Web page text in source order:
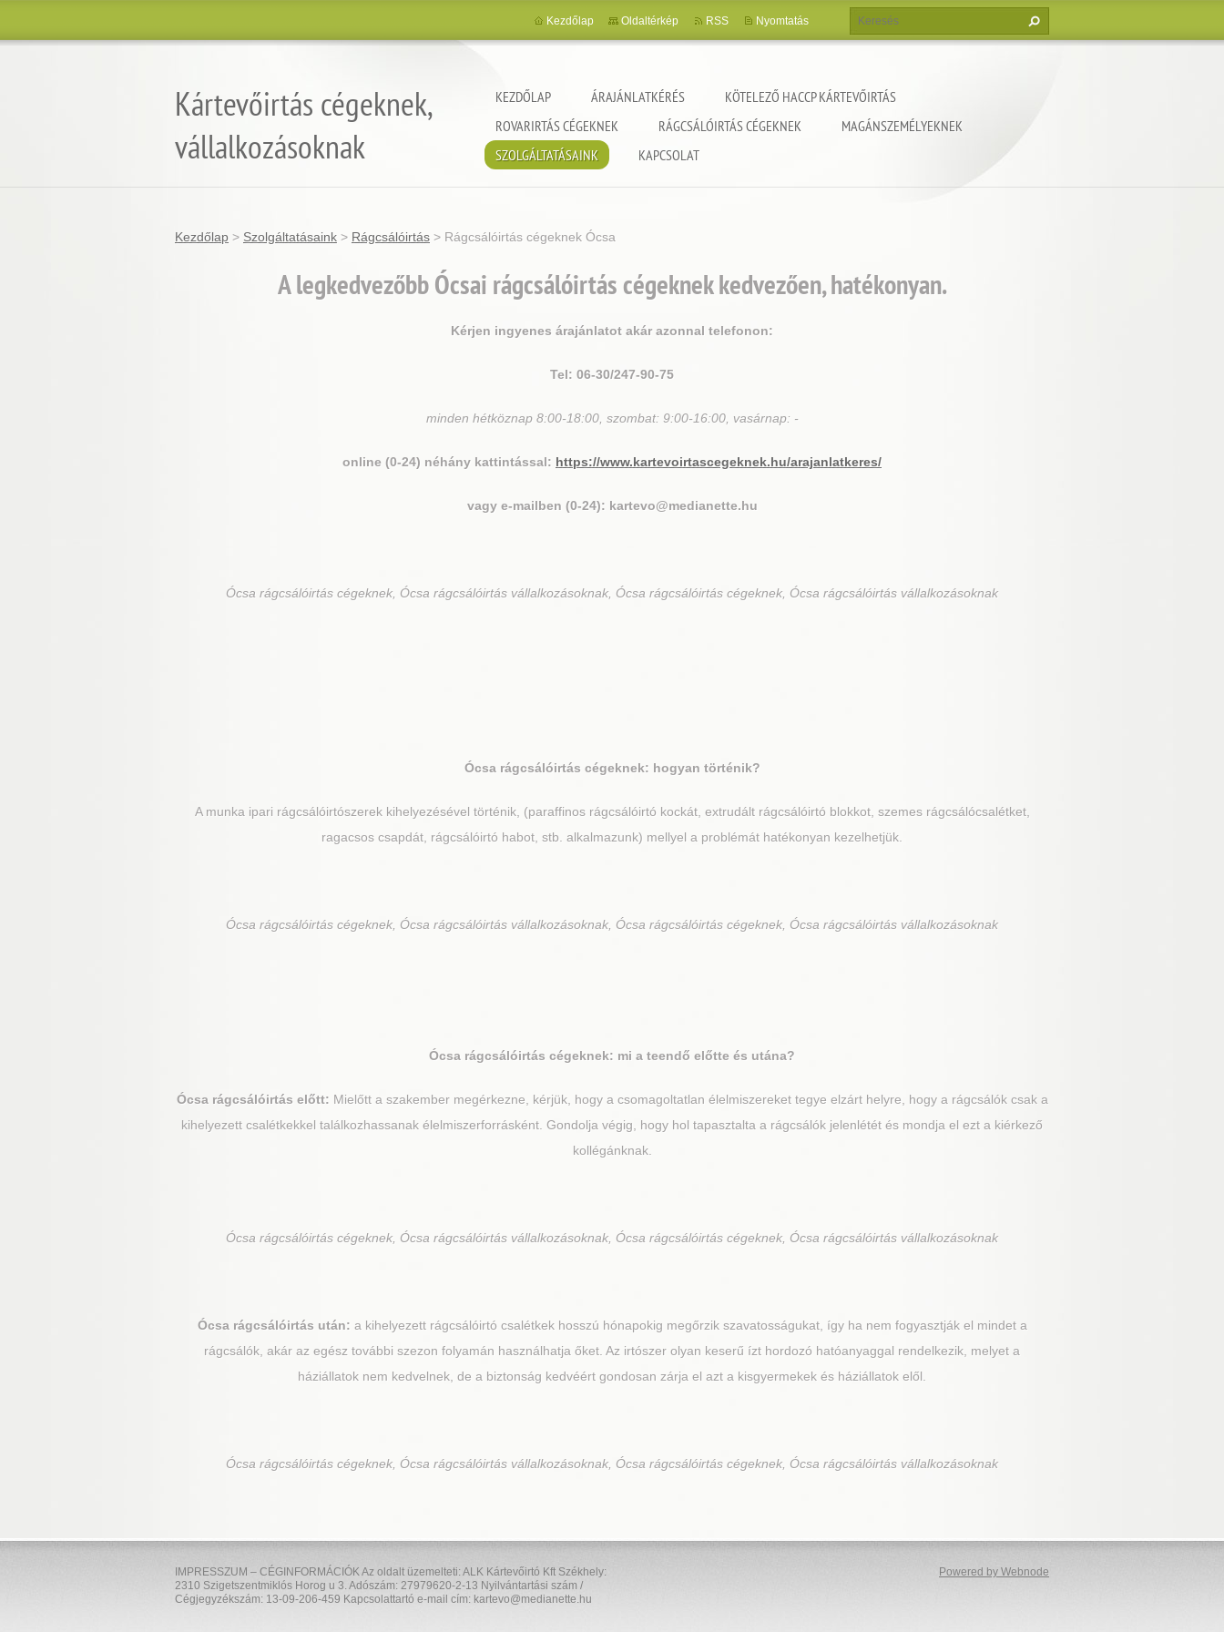
Kártevőirtás cégeknek,
vállalkozásoknak
KEZDŐLAP ÁRAJÁNLATKÉRÉS
KÖTELEZŐ HACCP KÁRTEVŐIRTÁS
ROVARIRTÁS CÉGEKNEK
RÁGCSÁLÓIRTÁS CÉGEKNEK
MAGÁNSZEMÉLYEKNEK
SZOLGÁLTATÁSAINK
KAPCSOLAT
Kezdőlap Oldaltérkép RSS Nyomtatás
Kezdőlap > Szolgáltatásaink > Rágcsálóirtás > Rágcsálóirtás cégeknek Ócsa
A legkedvezőbb Ócsai rágcsálóirtás cégeknek kedvezően, hatékonyan.
Kérjen ingyenes árajánlatot akár azonnal telefonon:
Tel: 06-30/247-90-75
minden hétköznap 8:00-18:00, szombat: 9:00-16:00, vasárnap: -
online (0-24) néhány kattintással: https://www.kartevoirtascegeknek.hu/arajanlatkeres/
vagy e-mailben (0-24): kartevo@medianette.hu
Ócsa rágcsálóirtás cégeknek, Ócsa rágcsálóirtás vállalkozásoknak, Ócsa rágcsálóirtás cégeknek, Ócsa rágcsálóirtás vállalkozásoknak
Ócsarágcsálóirtás cégeknek: hogyan történik?
A munka ipari rágcsálóirtószerek kihelyezésével történik, (paraffinos rágcsálóirtó kockát, extrudált rágcsálóirtó blokkot, szemes rágcsálócsalétket,
ragacsos csapdát, rágcsálóirtó habot, stb. alkalmazunk) mellyel a problémát hatékonyan kezelhetjük.
Ócsa rágcsálóirtás cégeknek, Ócsa rágcsálóirtás vállalkozásoknak, Ócsa rágcsálóirtás cégeknek, Ócsa rágcsálóirtás vállalkozásoknak
Ócsa rágcsálóirtás cégeknek: mi a teendő előtte és utána?
Ócsarágcsálóirtás előtt: Mielőtt a szakember megérkezne, kérjük, hogy a csomagoltatlan élelmiszereket tegye elzárt helyre, hogy a rágcsálók csak a
kihelyezett csalétkekkel találkozhassanak élelmiszerforrásként. Gondolja végig, hogy hol tapasztalta a rágcsálók jelenlétét és mondja el ezt a kiérkező
kollégánknak.
Ócsa rágcsálóirtás cégeknek, Ócsa rágcsálóirtás vállalkozásoknak, Ócsa rágcsálóirtás cégeknek, Ócsa rágcsálóirtás vállalkozásoknak
Ócsarágcsálóirtás után: a kihelyezett rágcsálóirtó csalétkek hosszú hónapokig megőrzik szavatosságukat, így ha nem fogyasztják el mindet a
rágcsálók, akár az egész további szezon folyamán használhatja őket. Az irtószer olyan keserű ízt hordozó hatóanyaggal rendelkezik, melyet a
háziállatok nem kedvelnek, de a biztonság kedvéért gondosan zárja el azt a kisgyermekek és háziállatok elől.
Ócsa rágcsálóirtás cégeknek, Ócsa rágcsálóirtás vállalkozásoknak, Ócsa rágcsálóirtás cégeknek, Ócsa rágcsálóirtás vállalkozásoknak
IMPRESSZUM – CÉGINFORMÁCIÓK Az oldalt üzemelteti: ALK Kártevőirtó Kft Székhely:
2310 Szigetszentmiklós Horog u 3. Adószám: 27979620-2-13 Nyilvántartási szám /
Cégjegyzékszám: 13-09-206-459 Kapcsolattartó e-mail cím: kartevo@medianette.hu
Powered by Webnode